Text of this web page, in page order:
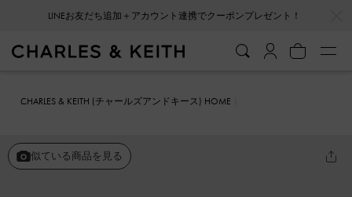
LINEお友だち追加＋アカウント連携でクーポンプレゼント！
CHARLES & KEITH (チャールズアンドキース) HOME
似ている商品を見る